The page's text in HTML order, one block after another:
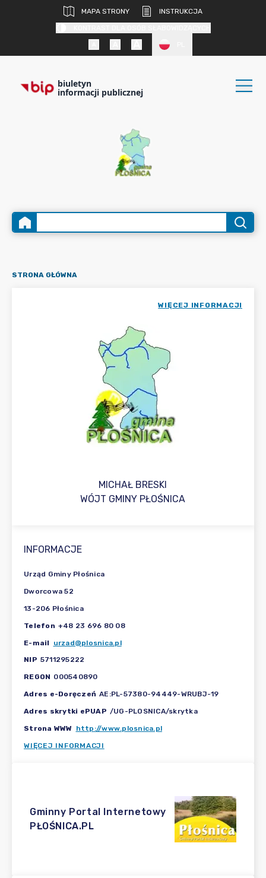
MAPA STRONY
INSTRUKCJA
biuletyn
informacji publicznej
STRONA GŁÓWNA
MICHAŁ BRESKI
WIĘCEJ INFORMACJI
WÓJT GMINY PŁOŚNICA
INFORMACJE
Urząd Gminy Płośnica
Dworcowa 52
13-206 Płośnica
Telefon +48 23 696 80 08
E-mail urzad@plosnica.pl
NIP 5711295222
REGON 000540890
Adres e-Doręczeń AE:PL-57380-94449-WRUBJ-19
Adres skrytki ePUAP /UG-PLOSNICA/skrytka
Strona WWW http://www.plosnica.pl
WIĘCEJ INFORMACJI
Gminny Portal Internetowy
PŁOŚNICA.PL